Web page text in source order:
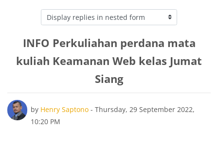
Display mode
INFO Perkuliahan perdana mata
kuliah Keamanan Web kelas Jumat
Siang
by Henry Saptono -Thursday, 29 September 2022,
10:20 PM
Number of replies: 0